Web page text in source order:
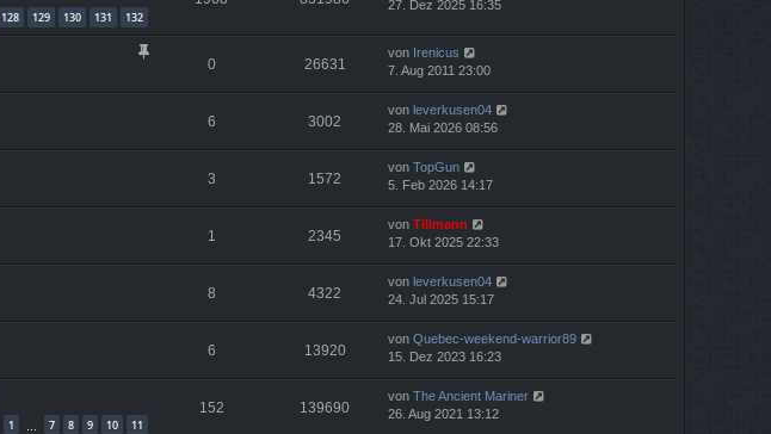
128 129 130 131 132
27. Dez 2025 16:35
0 26631
von Irenicus
7. Aug 2011 23:00
6 3002
von leverkusen04
28. Mai 2026 08:56
3 1572
von TopGun
5. Feb 2026 14:17
1 2345
von Tillmann
17. Okt 2025 22:33
8 4322
von leverkusen04
24. Jul 2025 15:17
6 13920
von Quebec-weekend-warrior89
15. Dez 2023 16:23
1 7 8 9 10 11
152 139690
von The Ancient Mariner
26. Aug 2021 13:12